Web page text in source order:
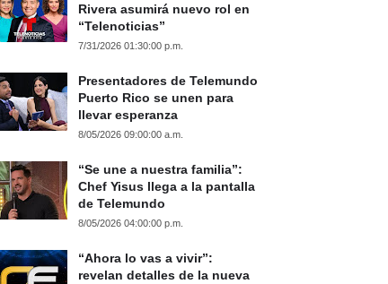
Rivera asumirá nuevo rol en
“Telenoticias”
7/31/2026 01:30:00 p.m.
Presentadores de Telemundo
Puerto Rico se unen para
llevar esperanza
8/05/2026 09:00:00 a.m.
“Se une a nuestra familia”:
Chef Yisus llega a la pantalla
de Telemundo
8/05/2026 04:00:00 p.m.
“Ahora lo vas a vivir”:
revelan detalles de la nueva